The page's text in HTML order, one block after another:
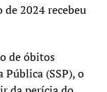
a
e
temos
2024 recebeu
de óbitos
Pública (SSP), o